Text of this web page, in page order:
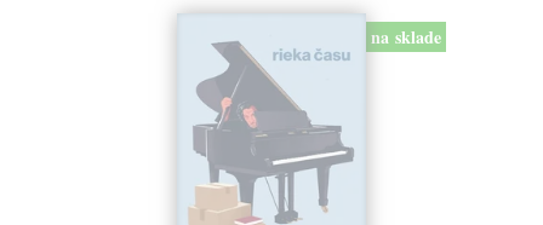
na sklade